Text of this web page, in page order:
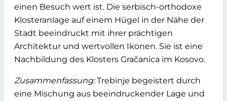
einen Besuch wert ist. Die serbisch-orthodoxe
Klosteranlage auf einem Hügel in der Nähe der
Stadt beeindruckt mit ihrer prächtigen
Architektur und wertvollen Ikonen. Sie ist eine
Nachbildung des Klosters Gračanica im Kosovo.
Zusammenfassung:Trebinje begeistert durch
eine Mischung aus beeindruckender Lage und